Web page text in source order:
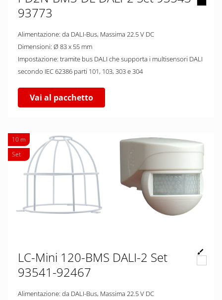
93773
Alimentazione: da DALI-Bus, Massima 22.5 V DC
Dimensioni: Ø 83 x 55 mm
Impostazione: tramite bus DALI che supporta i multisensori DALI
secondo IEC 62386 parti 101, 103, 303 e 304
Vai al pacchetto
10 m
Set
LC-Mini 120-BMS DALI-2 Set
93541-92467
Alimentazione: da DALI-Bus, Massima 22.5 V DC